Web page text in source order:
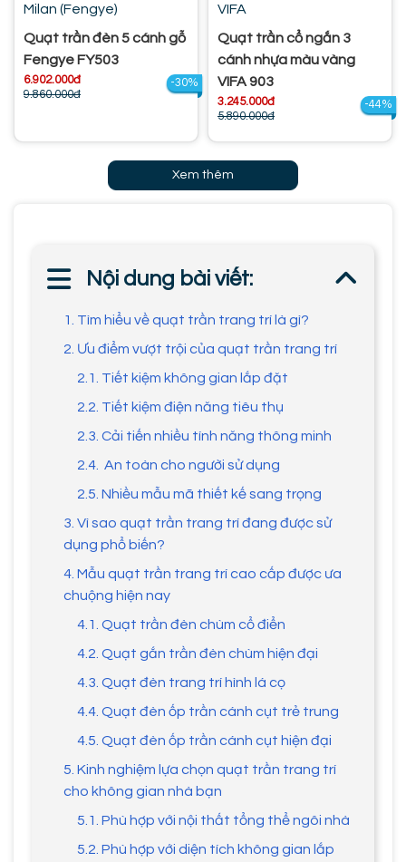
Milan (Fengye)
Quạt trần đèn 5 cánh gỗ
Fengye FY503
6.902.000đ
9.860.000đ
-30%
VIFA
Quạt trần cổ ngắn 3
cánh nhựa màu vàng
VIFA 903
3.245.000đ
5.890.000đ
-44%
Xem thêm
Nội dung bài viết:
1. Tìm hiểu về quạt trần trang trí là gì?
2. Ưu điểm vượt trội của quạt trần trang trí
2.1. Tiết kiệm không gian lắp đặt
2.2. Tiết kiệm điện năng tiêu thụ
2.3. Cải tiến nhiều tính năng thông minh
2.4. An toàn cho người sử dụng
2.5. Nhiều mẫu mã thiết kế sang trọng
3. Vì sao quạt trần trang trí đang được sử
dụng phổ biến?
4. Mẫu quạt trần trang trí cao cấp được ưa
chuộng hiện nay
4.1. Quạt trần đèn chùm cổ điển
4.2. Quạt gắn trần đèn chùm hiện đại
4.3. Quạt đèn trang trí hình lá cọ
4.4. Quạt đèn ốp trần cánh cụt trẻ trung
4.5. Quạt đèn ốp trần cánh cụt hiện đại
5. Kinh nghiệm lựa chọn quạt trần trang trí
cho không gian nhà bạn
5.1. Phù hợp với nội thất tổng thể ngôi nhà
5.2. Phù hợp với diện tích không gian lắp